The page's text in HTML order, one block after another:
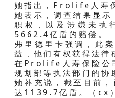
她指出，Prolife人寿
她表示，调查结果显
职权，以及涉嫌未执
5662.4亿盾的赔偿。
弗里德里卡强调，此
益，他们有权获得法
在Prolife人寿保险公
规划部等执法部门的
她补充说，截至目前
达1139.7亿盾。（cx）